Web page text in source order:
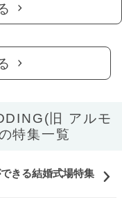
旧 アルモ
特集一覧
きる結婚式場特集